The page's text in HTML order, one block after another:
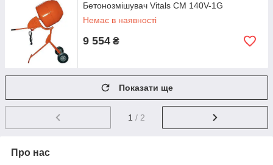
Бетонозмішувач Vitals CM 140V-1G
Немає в наявності
9 554 ₴
Показати ще
1 / 2
Про нас